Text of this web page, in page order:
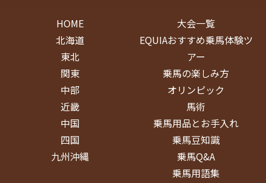
HOME
北海道
東北
関東
中部
近畿
中国
四国
九州沖縄
大会一覧
EQUIAおすすめ乗馬体験ツ
アー
乗馬の楽しみ方
オリンピック
馬術
乗馬用品とお手入れ
乗馬豆知識
乗馬Q&A
乗馬用語集